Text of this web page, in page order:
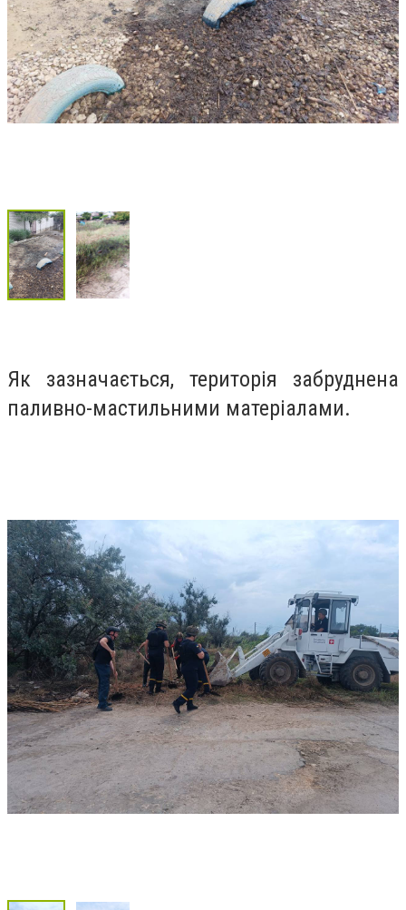
Як зазначається, територія забруднена
паливно-мастильними матеріалами.